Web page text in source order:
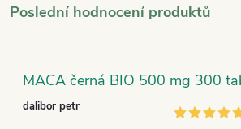
Poslední hodnocení produktů
MACA černá BIO 500 mg 300
dalibor petr